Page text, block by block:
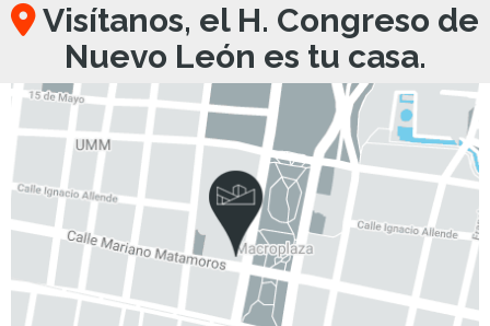
Visítanos, el H. Congreso de
Nuevo León es tu casa.